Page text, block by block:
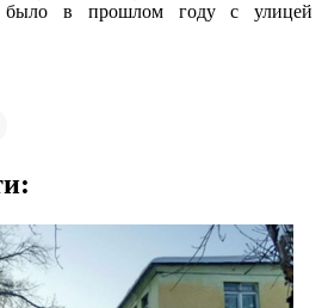
было в прошлом году с улицей